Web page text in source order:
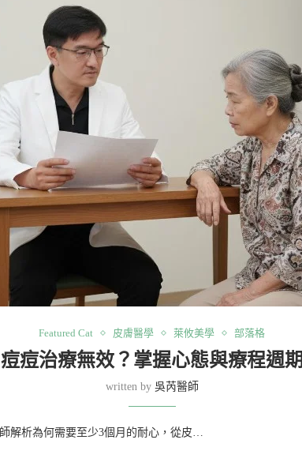
Featured Cat 皮膚醫學 萊攸美學 部落格
痘痘治療無效？掌握心態與療程週期
written by 吳芮醫師
解析為何需要至少3個月的耐心，從皮…